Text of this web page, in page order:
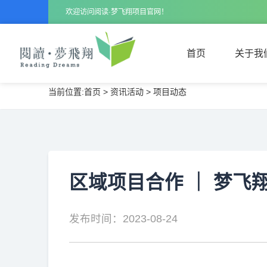
欢迎访问阅读·梦飞翔项目官网！
首页 关于我
当前位置:首页 > 资讯活动> 项目动态
区域项目合作 ｜ 梦飞
发布时间：2023-08-24